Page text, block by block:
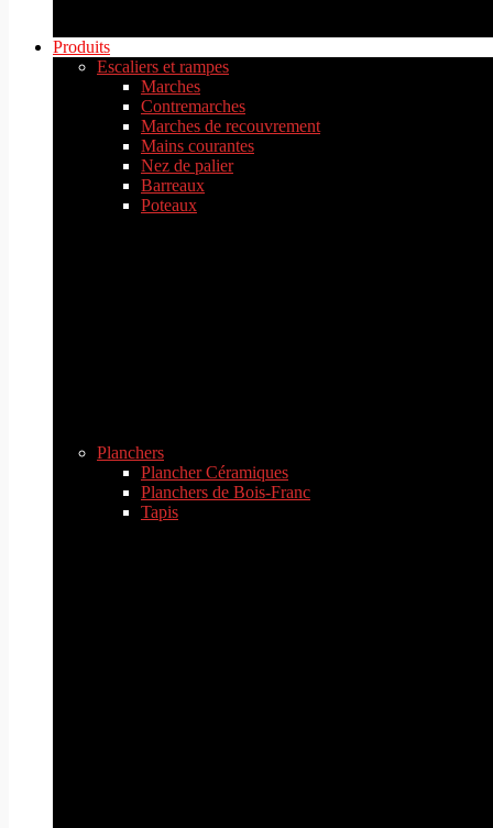
Produits
Escaliers et rampes
Marches
Contremarches
Marches de recouvrement
Mains courantes
Nez de palier
Barreaux
Poteaux
Planchers
Plancher Céramiques
Planchers de Bois-Franc
Tapis